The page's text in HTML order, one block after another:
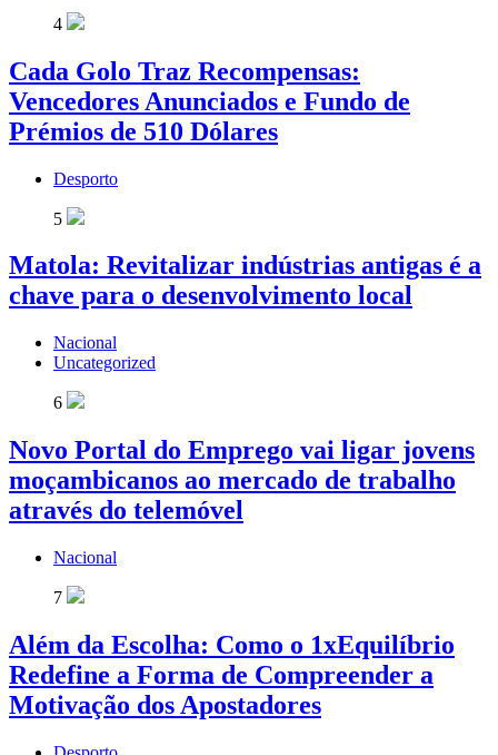
4
Cada Golo Traz Recompensas:
Vencedores Anunciados e Fundo de
Prémios de 510 Dólares
Desporto
5
Matola: Revitalizar indústrias antigas é a
chave para o desenvolvimento local
Nacional
Uncategorized
6
Novo Portal do Emprego vai ligar jovens
moçambicanos ao mercado de trabalho
através do telemóvel
Nacional
7
Além da Escolha: Como o 1xEquilíbrio
Redefine a Forma de Compreender a
Motivação dos Apostadores